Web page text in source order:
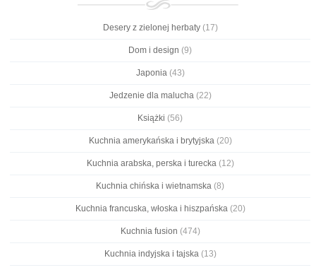
Desery z zielonej herbaty(17)
Dom i design (9)
Japonia(43)
Jedzenie dla malucha(22)
Książki (56)
Kuchnia amerykańska i brytyjska(20)
Kuchnia arabska, perska i turecka(12)
Kuchnia chińska i wietnamska (8)
Kuchnia francuska, włoska i hiszpańska(20)
Kuchnia fusion (474)
Kuchnia indyjska i tajska(13)